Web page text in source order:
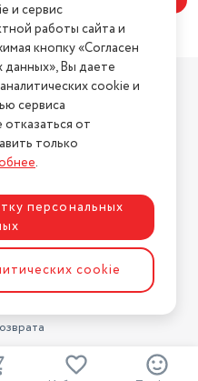
Напишите нам
и сервис
работы сайта и
кнопку «Согласен
данных», Вы даете
cookie и
сервиса
от
только
.
персональных
cookie